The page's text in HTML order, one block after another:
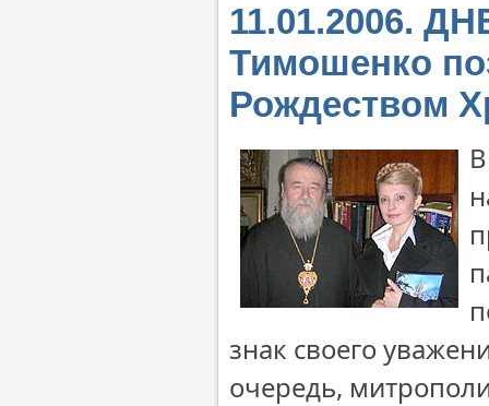
11.01.2006.
Тимошенко
Рождеством
знак своего
очередь,